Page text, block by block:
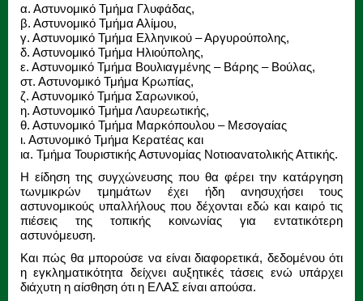
α. Αστυνομικό Τμήμα Γλυφάδας,
β. Αστυνομικό Τμήμα Αλίμου,
γ. Αστυνομικό Τμήμα Ελληνικού – Αργυρούπολης,
δ. Αστυνομικό Τμήμα Ηλιούπολης,
ε. Αστυνομικό Τμήμα Βουλιαγμένης – Βάρης – Βούλας,
στ. Αστυνομικό Τμήμα Κρωπίας,
ζ. Αστυνομικό Τμήμα Σαρωνικού,
η. Αστυνομικό Τμήμα Λαυρεωτικής,
θ. Αστυνομικό Τμήμα Μαρκόπουλου – Μεσογαίας
ι. Αστυνομικό Τμήμα Κερατέας και
ια. Τμήμα Τουριστικής Αστυνομίας Νοτιοανατολικής Αττικής.
Η είδηση της συγχώνευσης που θα φέρει την κατάργηση
τωνμικρών τμημάτων έχει ήδη ανησυχήσει τους
αστυνομικούς υπαλλήλους που δέχονται εδώ και καιρό τις
πιέσεις της τοπικής κοινωνίας για εντατικότερη
αστυνόμευση.
Και πώς θα μπορούσε να είναι διαφορετικά, δεδομένου ότι
η εγκληματικότητα δείχνει αυξητικές τάσεις ενώ υπάρχει
διάχυτη η αίσθηση ότι η ΕΛΑΣ είναι απούσα.